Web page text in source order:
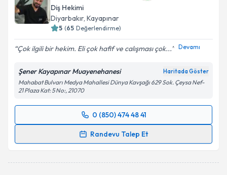
Diş Hekimi
Diyarbakır, Kayapınar
5 (65 Değerlendirme)
Çok ilgili bir hekim. Eli çok hafif ve calışması çok... Devamı
Şener Kayapınar Muayenehanesi Haritada Göster
Mahabat Bulvarı Medya Mahallesi Dünya Kavşağı 629 Sok. Çeysa Nef-
21 Plaza Kat: 5 No:, 21070
0 (850) 474 48 41
Randevu Talep Et
Randevu Takvimi Talebi
oluşturun. Size bu uzmandan randevu almanız için bir